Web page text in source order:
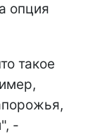
опция
такое
-